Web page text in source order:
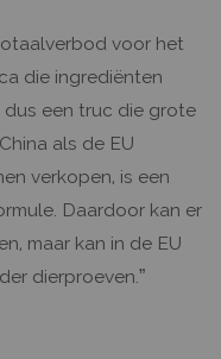
voor het
die ingrediënten
een truc die grote
als de EU
verkopen, is een
Daardoor kan er
maar kan in de EU
dierproeven.”